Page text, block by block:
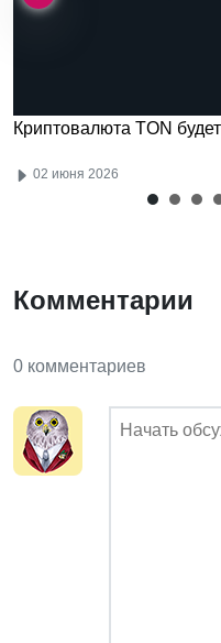
Криптовалюта TON
02 июня 2026
Комментарии
0 комментариев